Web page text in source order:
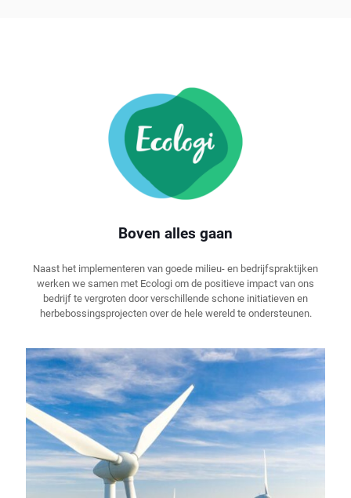
Boven alles gaan
Naast het implementeren van goede milieu- en bedrijfspraktijken
werken we samen met Ecologi om de positieve impact van ons
bedrijf te vergroten door verschillende schone initiatieven en
herbebossingsprojecten over de hele wereld te ondersteunen.